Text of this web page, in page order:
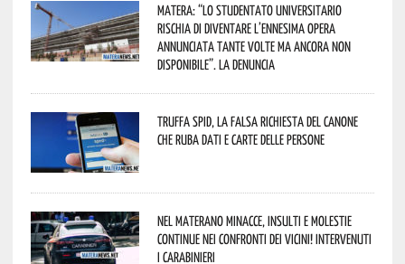
Matera: “Lo studentato universitario
rischia di diventare l’ennesima opera
annunciata tante volte ma ancora non
disponibile”. La denuncia
Truffa Spid, la falsa richiesta del canone
che ruba dati e carte delle persone
Nel materano minacce, insulti e molestie
continue nei confronti dei vicini! Intervenuti
i Carabinieri